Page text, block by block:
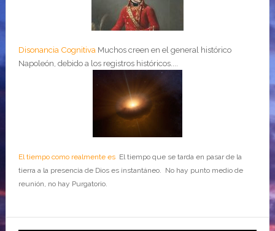
Disonancia Cognitiva Muchos creen en el general histórico
Napoleón, debido a los registros históricos....
El tiempo como realmente esEl tiempo que se tarda en pasar de la
tierra a la presencia de Dios es instantáneo. No hay punto medio de
reunión, no hay Purgatorio.